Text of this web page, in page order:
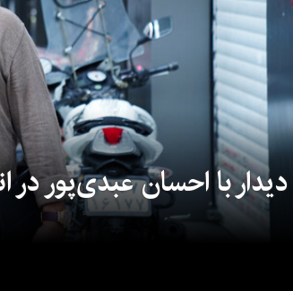
دیدار با احسان عبدی‌پور در